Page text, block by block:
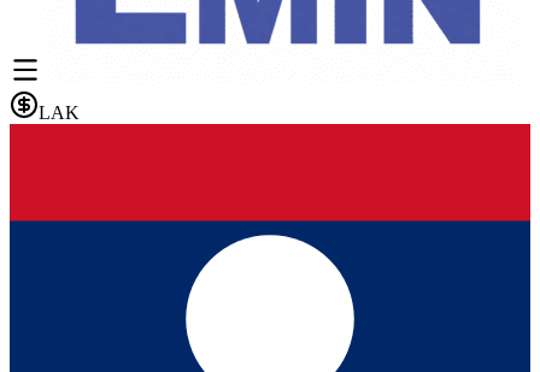
LAK